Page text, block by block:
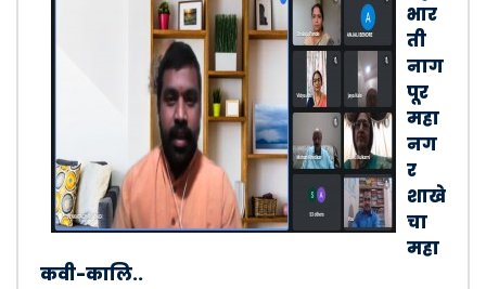
भार
ती
नाग
पूर
महा
नग
र
शाखे
चा
महा
कवी-कालि..